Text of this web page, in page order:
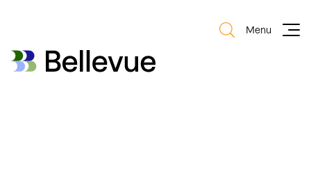
Bellevue Group AG
Menu